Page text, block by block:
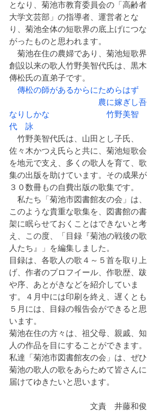
となり、菊池市教育委員会の「高齢者
大学文芸部」の指導者、運営者とな
り、菊池全体の短歌界の底上げにつな
がったものと思われます。
菊池在住の農婦であり、菊池短歌界
創設以来の歌人竹野美智代氏は、黒木
傳松氏の直弟子です。
傳松の師があるからにためらはず
農に嫁ぎし吾
なりしかな　　　　　　　竹野美智
代　詠
竹野美智代氏は、山田とし子氏、
佐々木かつえ氏らと共に、菊池短歌会
を地元で支え、多くの歌人を育て、歌
集の出版を助けています。その成果が
３０数冊もの自費出版の歌集です。
私たち「菊池市図書館友の会」は、
このような貴重な歌集を、図書館の書
架に眠らせておくことはできないと考
え、この度、「目録『菊池の戦後の歌
人たち』」を編集しました。
目録は、各歌人の歌４～５首を取り上
げ、作者のプロフイール、作歌歴、跋
や序、あとがきなどを紹介していま
す。４月中には印刷を終え、遅くとも
５月には、目録の報告会ができると思
います。
菊池在住の方々は、祖父母、親戚、知
人の作品を目にすることができます。
私達「菊池市図書館友の会」は、ぜひ
菊池の歌人の歌をあらためて皆さんに
届けてゆきたいと思います。
文責　井藤和俊